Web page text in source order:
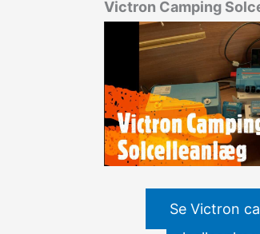
Victron Camping
Se Victron